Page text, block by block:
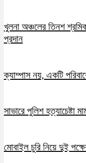
খুলনা অঞ্চলের তিনশ
প্রদান
ক্যাম্পাস নয়, একটি
সাভারে পুলিশ হত্যাচেষ্টা
মোবাইল চুরি নিয়ে দুই